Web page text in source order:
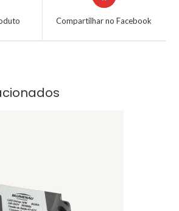
Compartilhar no Facebook